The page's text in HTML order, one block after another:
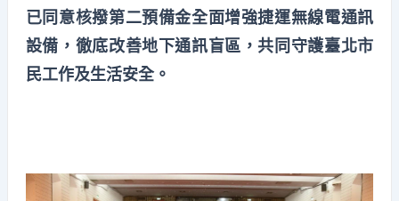
已同意核撥第二預備金全面增強捷運無線電通訊
設備，徹底改善地下通訊盲區，共同守護臺北市
民工作及生活安全。